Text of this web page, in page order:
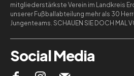
mitgliederstärkste Verein im Landkreis
unserer Fußballabteilung mehr als 30
Jungenteams. SCHAUEN SIE DOCH MAL
Social Media